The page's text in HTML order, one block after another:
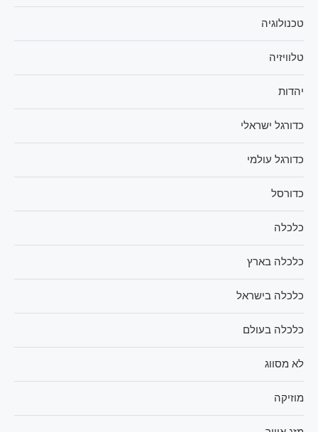
טכנולוגיה
טלוויזיה
יהדות
כדורגל ישראלי
כדורגל עולמי
כדורסל
כלכלה
כלכלה בארץ
כלכלה בישראל
כלכלה בעולם
לא מסווג
מוזיקה